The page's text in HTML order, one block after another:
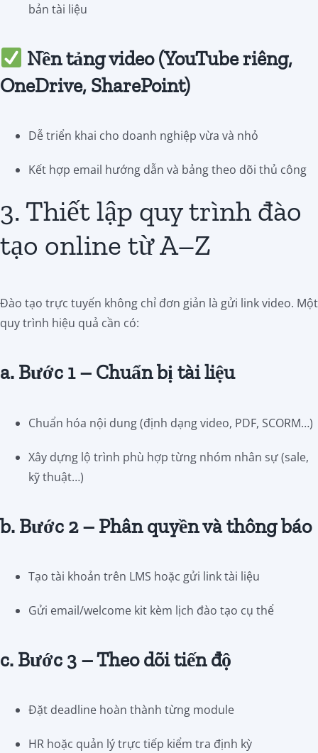
bản tài liệu
Nền tảng video (YouTube riêng,
OneDrive, SharePoint)
Dễ triển khai cho doanh nghiệp vừa và nhỏ
Kết hợp email hướng dẫn và bảng theo dõi thủ công
3. Thiết lập quy trình đào
tạo online từ A–Z
Đào tạo trực tuyến không chỉ đơn giản là gửi link video. Một
quy trình hiệu quả cần có:
a. Bước 1 – Chuẩn bị tài liệu
Chuẩn hóa nội dung (định dạng video, PDF, SCORM…)
Xây dựng lộ trình phù hợp từng nhóm nhân sự (sale,
kỹ thuật…)
b. Bước 2 – Phân quyền và thông báo
Tạo tài khoản trên LMS hoặc gửi link tài liệu
Gửi email/welcome kit kèm lịch đào tạo cụ thể
c. Bước 3 – Theo dõi tiến độ
Đặt deadline hoàn thành từng module
HR hoặc quản lý trực tiếp kiểm tra định kỳ